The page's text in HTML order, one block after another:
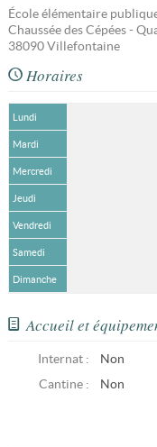
École élémentaire
Chaussée des Cépées -
38090 Villefontaine
Horaires
Lundi
Mardi
Mercredi
Jeudi
Vendredi
Samedi
Dimanche
Accueil et
Internat :
Non
Cantine :
Non